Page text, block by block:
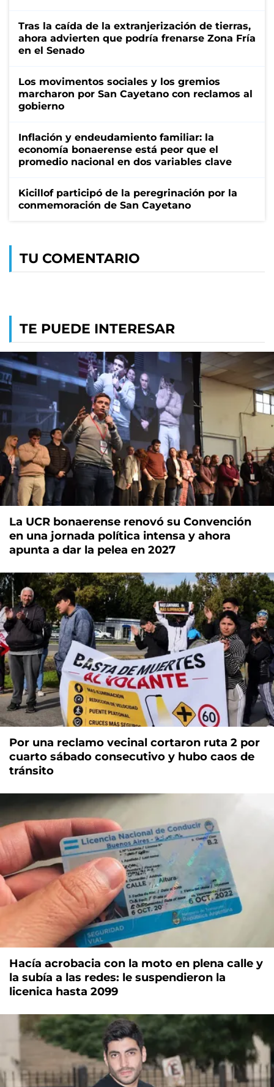
Tras la caída de la extranjerización de tierras,
ahora advierten que podría frenarse Zona Fría
en el Senado
Los movimentos sociales y los gremios
marcharon por San Cayetano con reclamos al
gobierno
Inflación y endeudamiento familiar: la
economía bonaerense está peor que el
promedio nacional en dos variables clave
Kicillof participó de la peregrinación por la
conmemoración de San Cayetano
TU COMENTARIO
TE PUEDE INTERESAR
La UCR bonaerense renovó su Convención
en una jornada política intensa y ahora
apunta a dar la pelea en 2027
Por una reclamo vecinal cortaron ruta 2 por
cuarto sábado consecutivo y hubo caos de
tránsito
Hacía acrobacia con la moto en plena calle y
la subía a las redes: le suspendieron la
licenica hasta 2099